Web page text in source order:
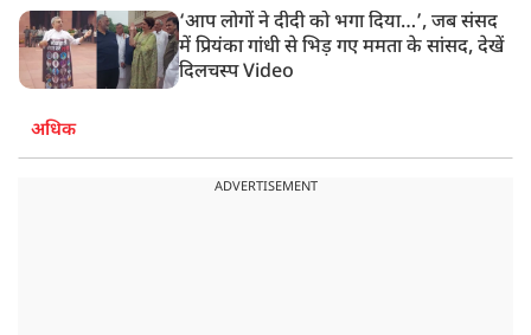
‘आप लोगों ने दीदी को भगा दिया…’, जब संसद
में प्रियंका गांधी से भिड़ गए ममता के सांसद, देखें
दिलचस्प Video
अधिक
ADVERTISEMENT